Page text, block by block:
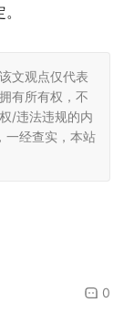
文观点仅代表
有所有权，不
/违法违规的内
一经查实，本站
0